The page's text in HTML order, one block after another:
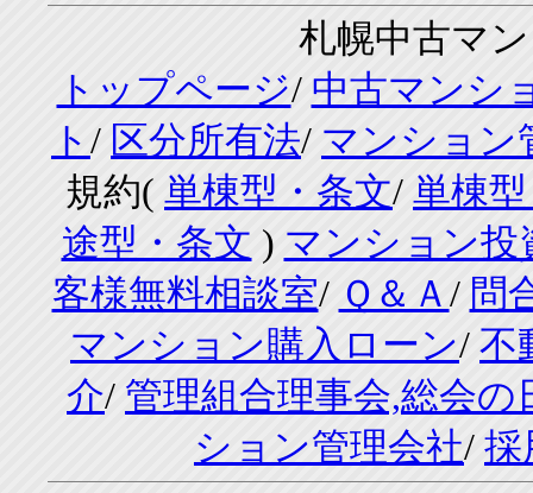
札幌中古マ
トップページ/ 中古マンシ
ト / 区分所有法/ マンション
規約( 単棟型・条文/ 単棟
途型・条文 ) マンション投
客様無料相談室/ Ｑ＆Ａ / 問
マンション購入ローン/ 不
介/ 管理組合理事会,総会の
ション管理会社/ 採